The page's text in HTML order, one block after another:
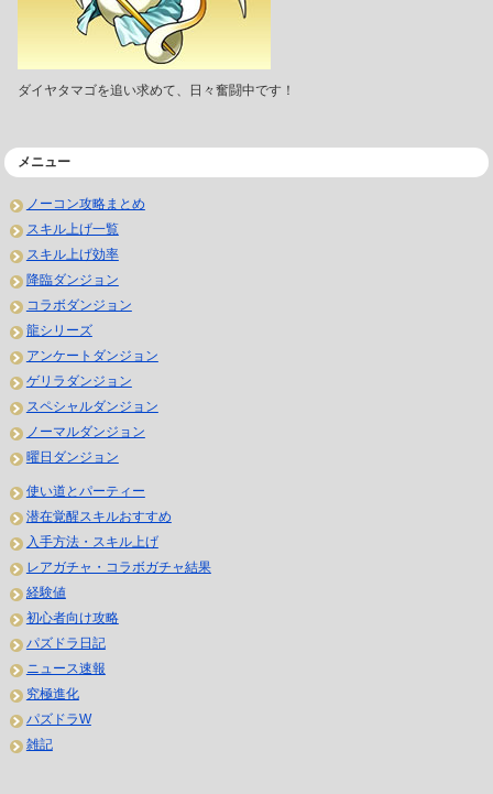
ダイヤタマゴを追い求めて、日々奮闘中です！
メニュー
ノーコン攻略まとめ
スキル上げ一覧
スキル上げ効率
降臨ダンジョン
コラボダンジョン
龍シリーズ
アンケートダンジョン
ゲリラダンジョン
スペシャルダンジョン
ノーマルダンジョン
曜日ダンジョン
使い道とパーティー
潜在覚醒スキルおすすめ
入手方法・スキル上げ
レアガチャ・コラボガチャ結果
経験値
初心者向け攻略
パズドラ日記
ニュース速報
究極進化
パズドラW
雑記